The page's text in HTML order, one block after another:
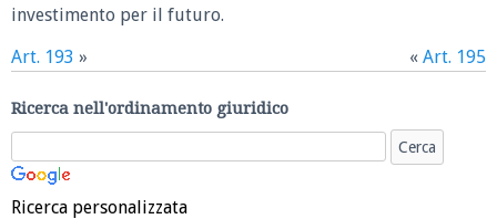
investimento per il futuro.
Art. 193 » « Art. 195
Ricerca nell'ordinamento giuridico
Ricerca personalizzata